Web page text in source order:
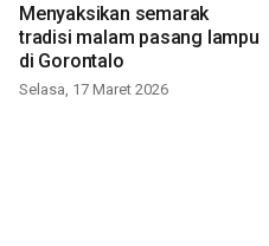
Menyaksikan semarak
tradisi malam pasang lampu
di Gorontalo
Selasa, 17 Maret 2026